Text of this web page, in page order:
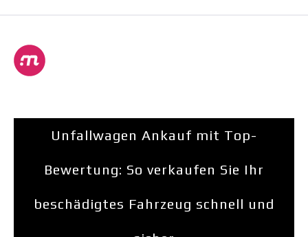
Unfallwagen Ankauf mit Top-
Bewertung: So verkaufen Sie Ihr
beschädigtes Fahrzeug schnell und